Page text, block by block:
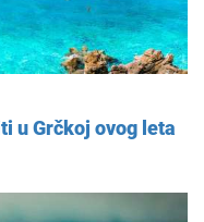
u Grčkoj ovog leta